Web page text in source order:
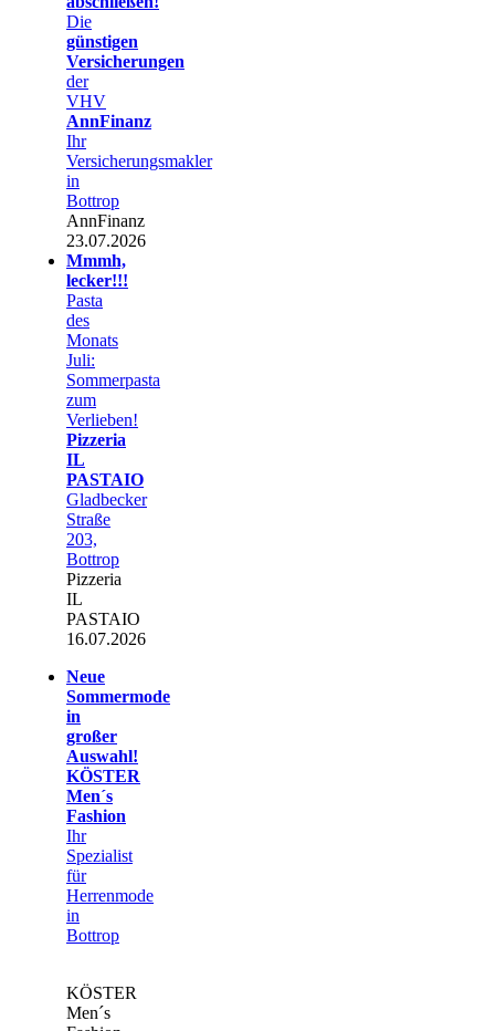
Die
günstigen
Versicherungen
der
VHV
AnnFinanz
Ihr
Versicherungsmakler
in
Bottrop
AnnFinanz
23.07.2026
Mmmh,
lecker!!!
Pasta
des
Monats
Juli:
Sommerpasta
zum
Verlieben!
Pizzeria
IL
PASTAIO
Gladbecker
Straße
203,
Bottrop
Pizzeria
IL
PASTAIO
16.07.2026
Neue
Sommermode
in
großer
Auswahl!
KÖSTER
Men´s
Fashion
Ihr
Spezialist
für
Herrenmode
in
Bottrop
KÖSTER
Men´s